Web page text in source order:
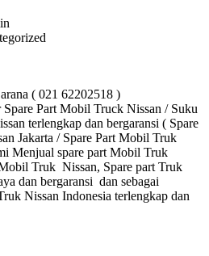
( 021 62202518 )
Part Mobil Truck Nissan / Suku
terlengkap dan bergaransi ( Spare
Jakarta / Spare Part Mobil Truk
Menjual spare part Mobil Truk
Truk Nissan, Spare part Truk
dan bergaransi dan sebagai
Nissan Indonesia terlengkap dan